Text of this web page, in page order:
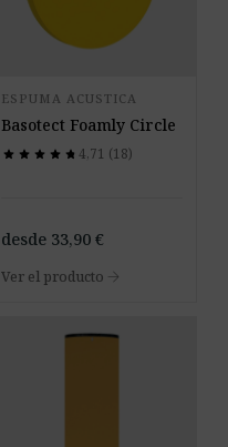
ESPUMA ACUSTICA
Basotect Foamly Circle
star star star star star
star star star star star 4,71 (18)
desde 33,90 €
Ver el producto arrow_forward